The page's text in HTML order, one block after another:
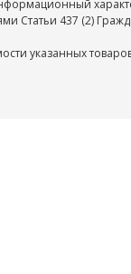
Статьи 437 (2)
указанных